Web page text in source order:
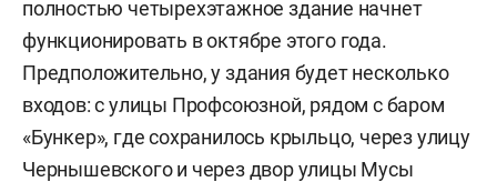
полностью четырехэтажное здание начнет
функционировать в октябре этого года.
Предположительно, у здания будет несколько
входов: с улицы Профсоюзной, рядом с баром
«Бункер», где сохранилось крыльцо, через улицу
Чернышевского и через двор улицы Мусы